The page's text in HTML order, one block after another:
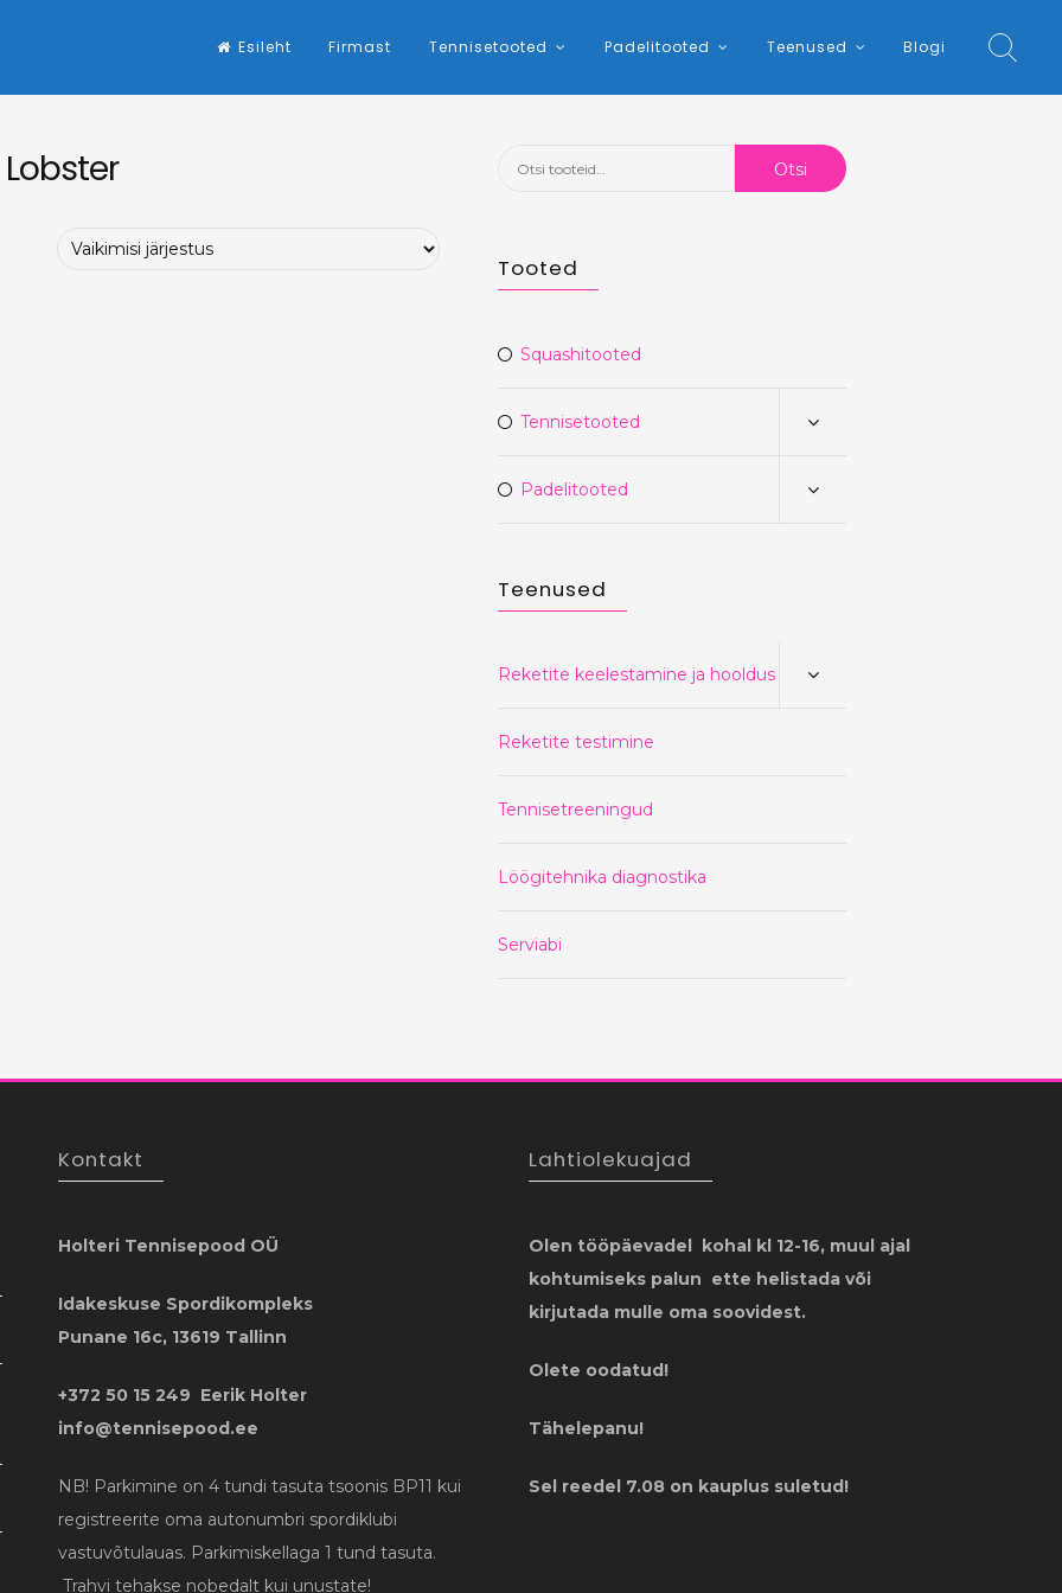
Esileht Firmast Tennisetooted Padelitooted Teenused Blogi
Lobster Otsi: Otsi
Tooted
Squashitooted
Tennisetooted
Padelitooted
Teenused
Reketite keelestamine ja hooldus
Reketite testimine
Tennisetreeningud
Löögitehnika diagnostika
Serviabi
Kontakt
Holteri Tennisepood OÜ
Idakeskuse Spordikompleks
Punane 16c, 13619 Tallinn
+372 50 15 249 Eerik Holter
info@tennisepood.ee
NB! Parkimine on 4 tundi tasuta tsoonis BP11 kui
registreerite oma autonumbri spordiklubi
vastuvõtulauas. Parkimiskellaga 1 tund tasuta.
Trahvi tehakse nobedalt kui unustate!
Lahtiolekuajad
Olen tööpäevadel kohal kl 12-16, muul ajal
kohtumiseks palun ette helistada või
kirjutada mulle oma soovidest.
Olete oodatud!
Tähelepanu!
Sel reedel 7.08 on kauplus suletud!